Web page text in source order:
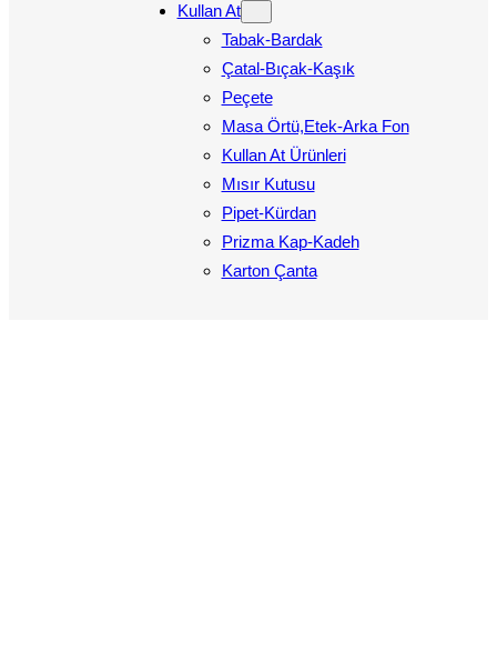
Kullan At
Tabak-Bardak
Çatal-Bıçak-Kaşık
Peçete
Masa Örtü,Etek-Arka Fon
Kullan At Ürünleri
Mısır Kutusu
Pipet-Kürdan
Prizma Kap-Kadeh
Karton Çanta